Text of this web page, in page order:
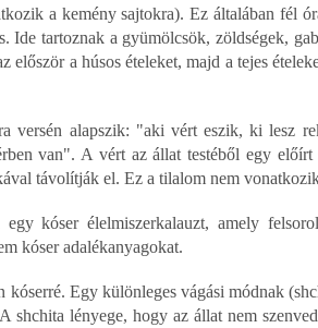
a kemény sajtokra). Ez általában fél
Ide tartoznak a gyümölcsök, zöldségek,
a húsos ételeket, majd a tejes
versén alapszik: "aki vért eszik, ki lesz
van". A vért az állat testéből egy előírt
távolítják el. Ez a tilalom nem
kóser élelmiszerkalauzt, amely
kóser adalékanyagokat.
Egy különleges vágási módnak
shchita lényege, hogy az állat nem